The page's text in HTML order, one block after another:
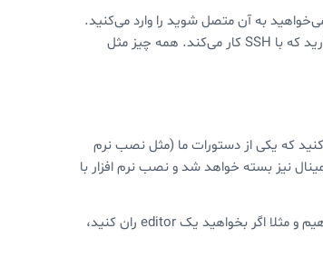
به آن متصل شوید را وارد می‌کنید.
اگر همه چیز درست کار کند شما به مانند گذشته یک session ریموتی به وسیله ترمینال دارید که با SSH کار می‌کند. همه چیز مثل
که یکی از دستورات ما (مثل نصب نرم
نیز بسته خواهد شد و نصب نرم افزار با
علاوه بر این ما تنها می‌توانیم در یک زمان مشخص فقط یک کار مشخص در ترمینال انجام دهیم و مثلا اگر بخواهید یک editor ران کنید،